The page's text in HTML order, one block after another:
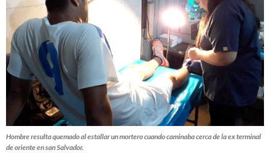
Hombre resulta quemado al estallar un mortero cuando caminaba cerca de la ex terminal
de oriente en san Salvador.